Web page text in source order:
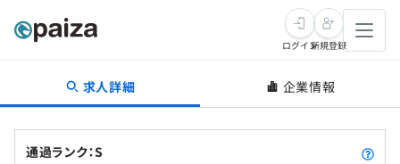
転職・キャリア
ログイン新規登録
求人詳細 企業情報
通過ランク：S